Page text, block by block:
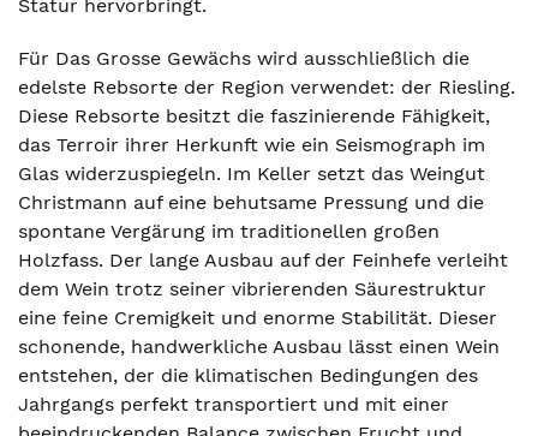
Statur hervorbringt.
Für Das Grosse Gewächs wird ausschließlich die
edelste Rebsorte der Region verwendet: der Riesling.
Diese Rebsorte besitzt die faszinierende Fähigkeit,
das Terroir ihrer Herkunft wie ein Seismograph im
Glas widerzuspiegeln. Im Keller setzt das Weingut
Christmann auf eine behutsame Pressung und die
spontane Vergärung im traditionellen großen
Holzfass. Der lange Ausbau auf der Feinhefe verleiht
dem Wein trotz seiner vibrierenden Säurestruktur
eine feine Cremigkeit und enorme Stabilität. Dieser
schonende, handwerkliche Ausbau lässt einen Wein
entstehen, der die klimatischen Bedingungen des
Jahrgangs perfekt transportiert und mit einer